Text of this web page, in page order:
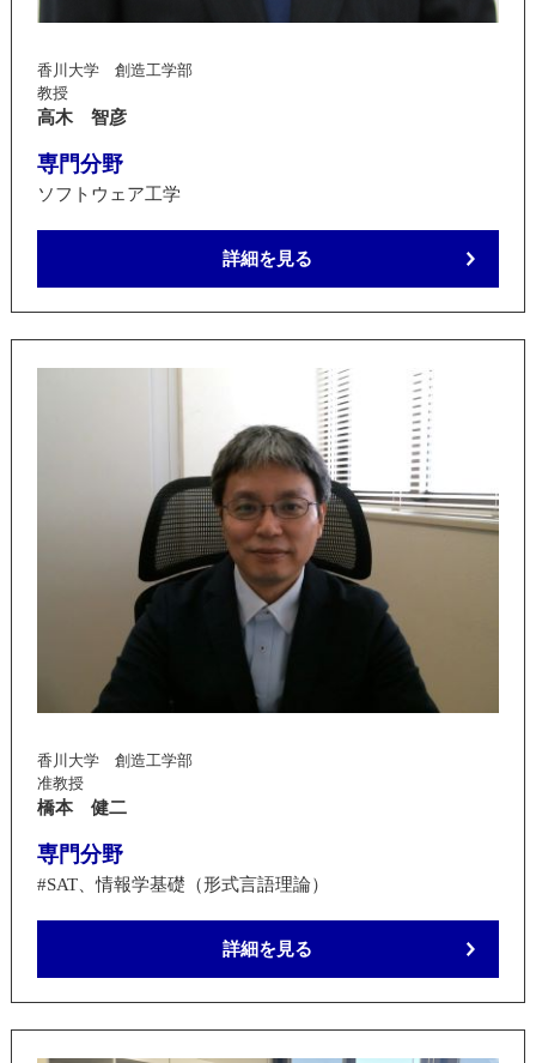
香川大学 創造工学部
教授
高木 智彦
専門分野
ソフトウェア工学
詳細を見る
香川大学 創造工学部
准教授
橋本 健二
専門分野
#SAT、情報学基礎（形式言語理論）
詳細を見る